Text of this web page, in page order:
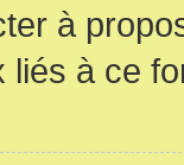
à
liés à ce